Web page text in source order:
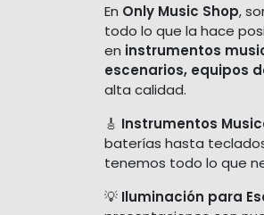
En Only Music Shop,
todo lo que la hace
en instrumentos
escenarios, equipos
alta calidad.
🎸 Instrumentos
baterías hasta
tenemos todo lo que
💡 Iluminación para